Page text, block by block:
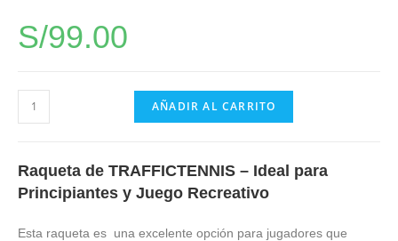
S/99.00
AÑADIR AL CARRITO
Raqueta de TRAFFICTENNIS – Ideal para
Principiantes y Juego Recreativo
Esta raqueta es una excelente opción para jugadores que